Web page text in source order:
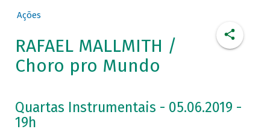
Ações
RAFAEL MALLMITH /
Choro pro Mundo
Quartas Instrumentais - 05.06.2019 -
19h